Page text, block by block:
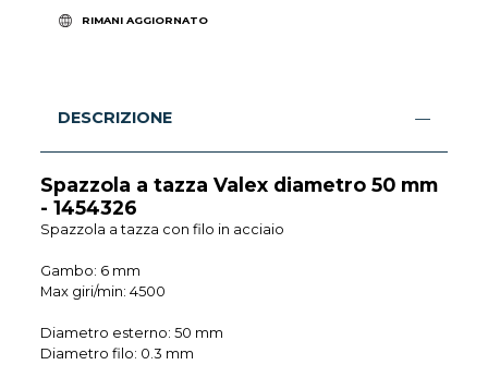
RIMANI AGGIORNATO
DESCRIZIONE
Spazzola a tazza Valex diametro 50 mm
- 1454326
Spazzola a tazza con filo in acciaio
Gambo: 6 mm
Max giri/min: 4500
Diametro esterno: 50 mm
Diametro filo: 0.3 mm